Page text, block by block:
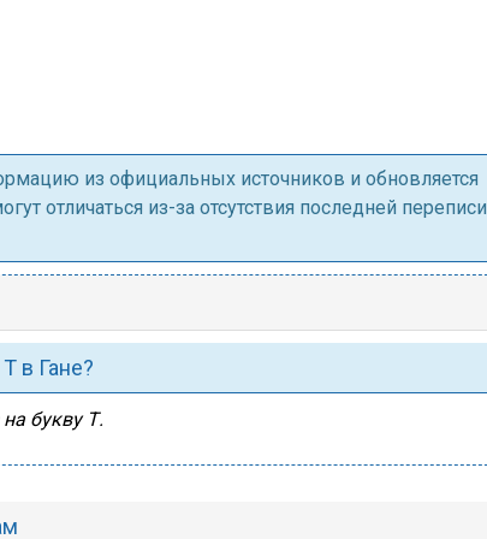
из официальных источников и обновляется
отличаться из-за отсутствия последней переписи
в Гане?
букву Т.